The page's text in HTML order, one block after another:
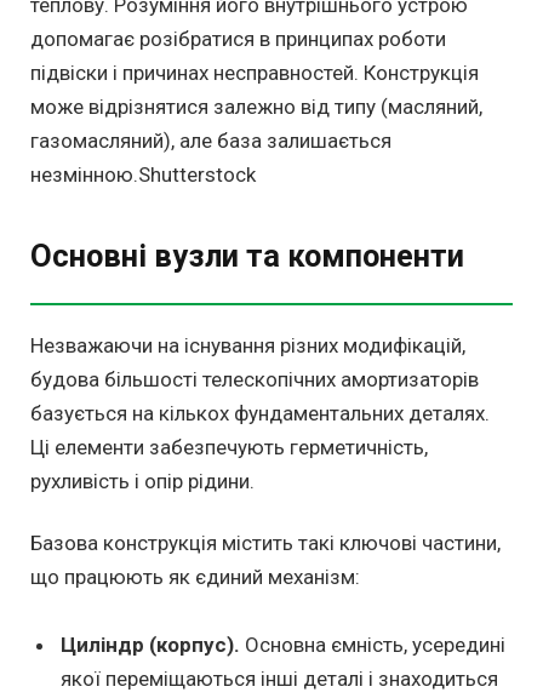
допомагає розібратися в принципах роботи
підвіски і причинах несправностей. Конструкція
може відрізнятися залежно від типу (масляний,
газомасляний), але база залишається
незмінною.Shutterstock
Основні вузли та компоненти
Незважаючи на існування різних модифікацій,
будова більшості телескопічних амортизаторів
базується на кількох фундаментальних деталях.
Ці елементи забезпечують герметичність,
рухливість і опір рідини.
Базова конструкція містить такі ключові частини,
що працюють як єдиний механізм:
Циліндр (корпус). Основна ємність, усередині
якої переміщаються інші деталі і знаходиться